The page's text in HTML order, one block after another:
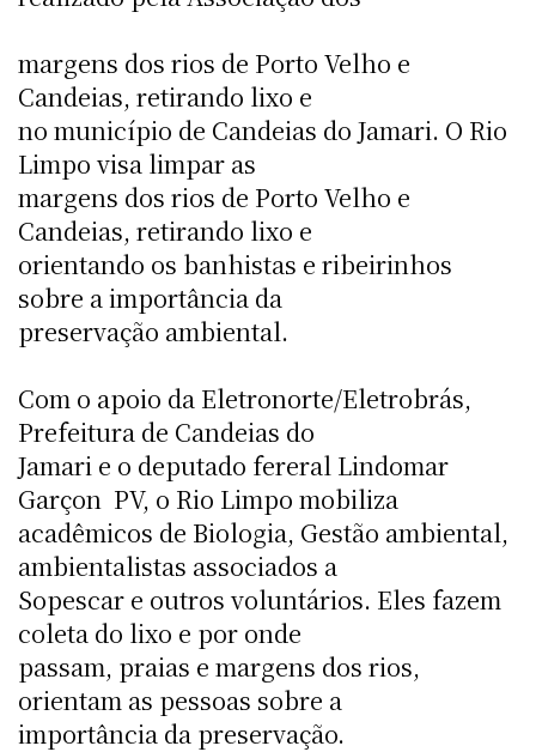
margens dos rios de Porto Velho e
Candeias, retirando lixo e
no município de Candeias do Jamari. O Rio
Limpo visa limpar as
margens dos rios de Porto Velho e
Candeias, retirando lixo e
orientando os banhistas e ribeirinhos
sobre a importância da
preservação ambiental.
Com o apoio da Eletronorte/Eletrobrás,
Prefeitura de Candeias do
Jamari e o deputado fereral Lindomar
Garçon  PV, o Rio Limpo mobiliza
acadêmicos de Biologia, Gestão ambiental,
ambientalistas associados a
Sopescar e outros voluntários. Eles fazem
coleta do lixo e por onde
passam, praias e margens dos rios,
orientam as pessoas sobre a
importância da preservação.